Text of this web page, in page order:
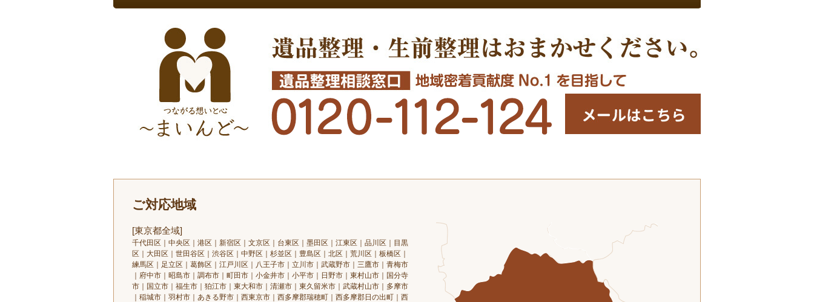
ご対応地域
[東京都全域]
千代田区｜中央区｜港区｜新宿区｜文京区｜台東区｜墨田区｜江東区｜品川区｜目黒
区｜大田区｜世田谷区｜渋谷区｜中野区｜杉並区｜豊島区｜北区｜荒川区｜板橋区｜
練馬区｜足立区｜葛飾区｜江戸川区｜八王子市｜立川市｜武蔵野市｜三鷹市｜青梅市
｜府中市｜昭島市｜調布市｜町田市｜小金井市｜小平市｜日野市｜東村山市｜国分寺
市｜国立市｜福生市｜狛江市｜東大和市｜清瀬市｜東久留米市｜武蔵村山市｜多摩市
｜稲城市｜羽村市｜あきる野市｜西東京市｜西多摩郡瑞穂町｜西多摩郡日の出町｜西